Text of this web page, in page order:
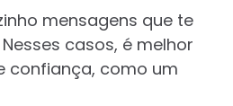
mensagens que te
casos, é melhor
confiança, como um